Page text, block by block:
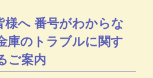
様へ 番号がわからな
庫のトラブルに関す
ご案内